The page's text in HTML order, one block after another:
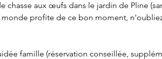
chasse aux œufs dans le jardin de Pline
profite de ce bon moment,
famille (réservation conseillée,